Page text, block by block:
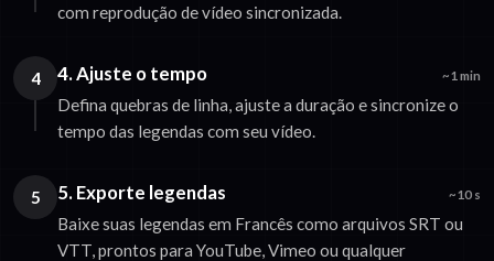
com reprodução de vídeo sincronizada.
4 4. Ajuste o tempo ~1 min
Defina quebras de linha, ajuste a duração e sincronize o
tempo das legendas com seu vídeo.
5 5. Exporte legendas ~10 s
Baixe suas legendas em Francês como arquivos SRT ou
VTT, prontos para YouTube, Vimeo ou qualquer